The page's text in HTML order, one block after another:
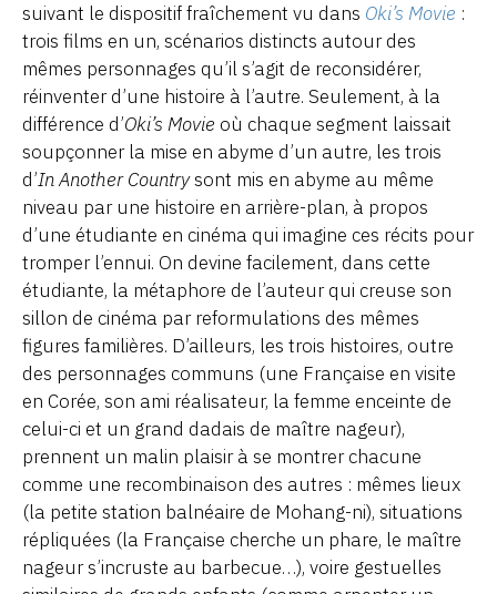
suivant le dispositif fraîchement vu dans Oki’s Movie :
trois films en un, scénarios distincts autour des
mêmes personnages qu’il s’agit de reconsidérer,
réinventer d’une histoire à l’autre. Seulement, à la
différence d’Oki’s Movie où chaque segment laissait
soupçonner la mise en abyme d’un autre, les trois
d’In Another Countrysont mis en abyme au même
niveau par une histoire en arrière-plan, à propos
d’une étudiante en cinéma qui imagine ces récits pour
tromper l’ennui. On devine facilement, dans cette
étudiante, la métaphore de l’auteur qui creuse son
sillon de cinéma par reformulations des mêmes
figures familières. D’ailleurs, les trois histoires, outre
des personnages communs (une Française en visite
en Corée, son ami réalisateur, la femme enceinte de
celui-ci et un grand dadais de maître nageur),
prennent un malin plaisir à se montrer chacune
comme une recombinaison des autres : mêmes lieux
(la petite station balnéaire de Mohang-ni), situations
répliquées (la Française cherche un phare, le maître
nageur s’incruste au barbecue…), voire gestuelles